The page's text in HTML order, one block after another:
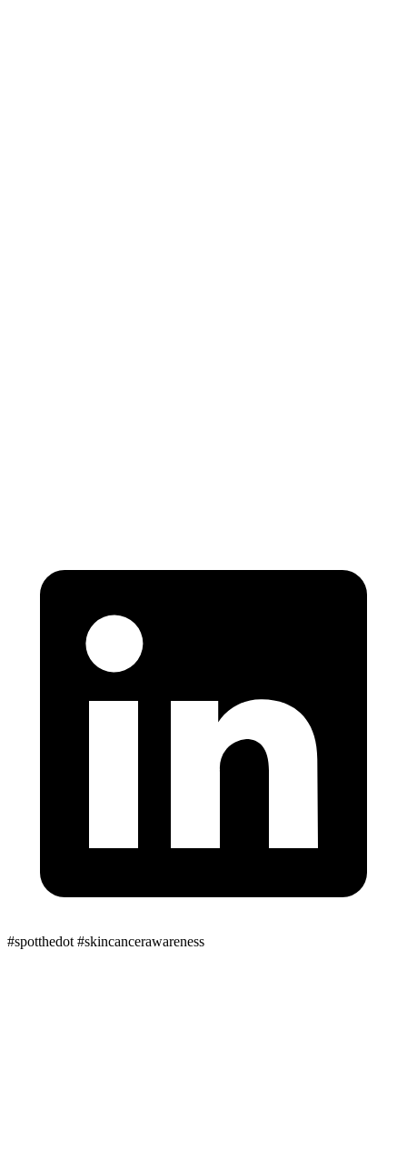
#spotthedot #skincancerawareness